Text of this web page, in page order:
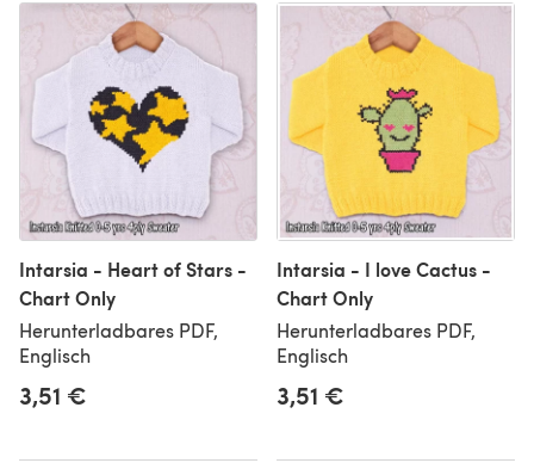
Intarsia - Heart of Stars -
Chart Only
Herunterladbares PDF,
Englisch
3,51 €
Intarsia - I love Cactus -
Chart Only
Herunterladbares PDF,
Englisch
3,51 €